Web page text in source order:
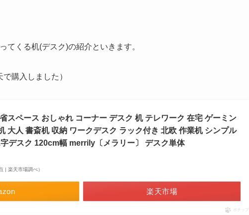
てくる机(デスク)の紹介といきます。
購入しました）
スペース おしゃれ コーナー デスク 机 テレワーク 在宅 ゲーミン
大人 書斎机 収納 ワークデスク ラック付き 北欧 作業机 シンプル
デスク 120cm幅 merrily〔メラリー〕 デスク単体
| 楽天市場調べ）
楽天市場
ポチップ